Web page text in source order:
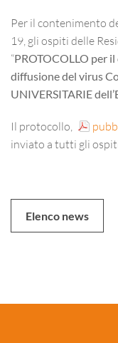
Per il contenimento
19, gli ospiti delle
“PROTOCOLLO per
diffusione del virus
UNIVERSITARIE
Il protocollo,
inviato a tutti gli
Elenco news